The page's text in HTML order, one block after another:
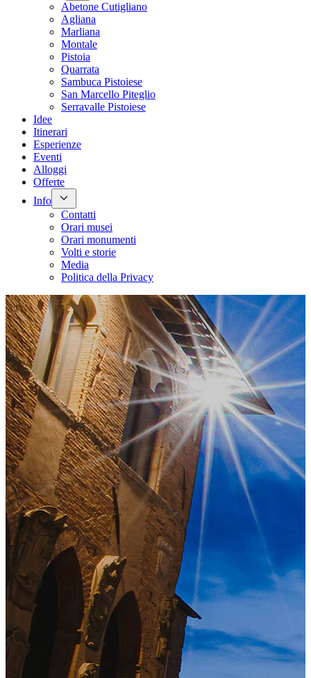
Abetone Cutigliano
Agliana
Marliana
Montale
Pistoia
Quarrata
Sambuca Pistoiese
San Marcello Piteglio
Serravalle Pistoiese
Idee
Itinerari
Esperienze
Eventi
Alloggi
Offerte
Info
Contatti
Orari musei
Orari monumenti
Volti e storie
Media
Politica della Privacy